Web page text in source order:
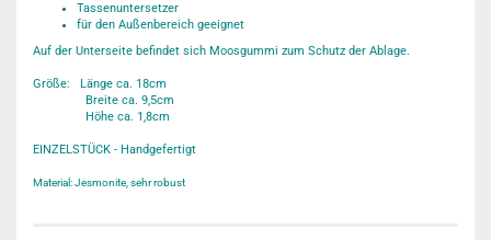
Tassenuntersetzer
für den Außenbereich geeignet
Auf der Unterseite befindet sich Moosgummi zum Schutz der Ablage.
Größe: Länge ca. 18cm
Breite ca. 9,5cm
Höhe ca. 1,8cm
EINZELSTÜCK - Handgefertigt
Material: Jesmonite, sehr robust